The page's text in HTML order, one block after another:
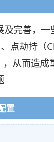
及完善，一
点劫持（
从而造成
置